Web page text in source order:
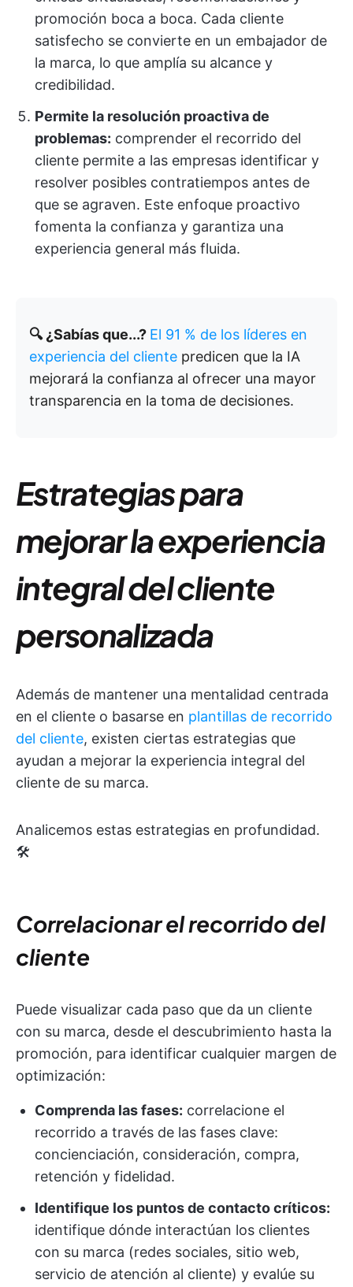
promoción boca a boca. Cada cliente
satisfecho se convierte en un embajador de
la marca, lo que amplía su alcance y
credibilidad.
Permite la resolución proactiva de
problemas: comprender el recorrido del
cliente permite a las empresas identificar y
resolver posibles contratiempos antes de
que se agraven. Este enfoque proactivo
fomenta la confianza y garantiza una
experiencia general más fluida.
🔍 ¿Sabías que...? El 91 % de los líderes en
experiencia del cliente predicen que la IA
mejorará la confianza al ofrecer una mayor
transparencia en la toma de decisiones.
Estrategias para
mejorar la experiencia
integral del cliente
personalizada
Además de mantener una mentalidad centrada
en el cliente o basarse en plantillas de recorrido
del cliente, existen ciertas estrategias que
ayudan a mejorar la experiencia integral del
cliente de su marca.
Analicemos estas estrategias en profundidad.
🛠️
Correlacionar el recorrido del
cliente
Puede visualizar cada paso que da un cliente
con su marca, desde el descubrimiento hasta la
promoción, para identificar cualquier margen de
optimización:
Comprenda las fases: correlacione el
recorrido a través de las fases clave:
concienciación, consideración, compra,
retención y fidelidad.
Identifique los puntos de contacto críticos:
identifique dónde interactúan los clientes
con su marca (redes sociales, sitio web,
servicio de atención al cliente) y evalúe su